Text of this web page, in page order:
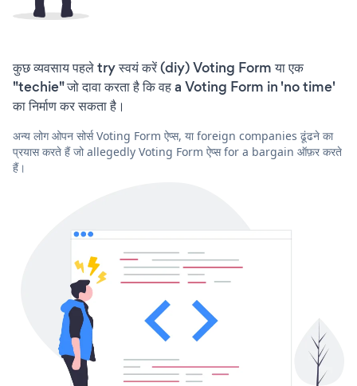
कुछ व्यवसाय पहले try स्वयं करें (diy) Voting Form या एक
"techie" जो दावा करता है कि वह a Voting Form in 'no time'
का निर्माण कर सकता है।
अन्य लोग ओपन सोर्स Voting Form ऐप्स, या foreign companies ढूंढने का
प्रयास करते हैं जो allegedly Voting Form ऐप्स for a bargain ऑफ़र करते
हैं।